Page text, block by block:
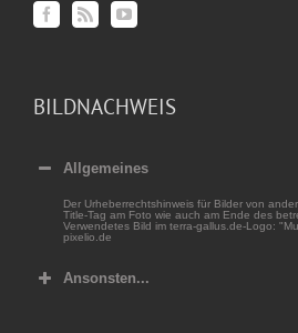
BILDNACHWEIS
Allgemeines
Der Urheberrechtshinweis für Bilder von
Title-Tag am Foto wie auch am Ende des
Verwendetes Bild im terra-gallus.de-Logo:
pixelio.de
Ansonsten...